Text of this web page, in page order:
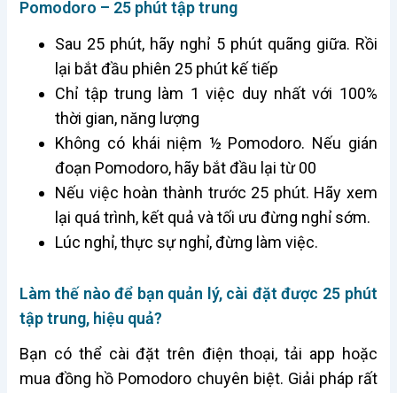
Pomodoro – 25 phút tập trung
Sau 25 phút, hãy nghỉ 5 phút quãng giữa. Rồi
lại bắt đầu phiên 25 phút kế tiếp
Chỉ tập trung làm 1 việc duy nhất với 100%
thời gian, năng lượng
Không có khái niệm ½ Pomodoro. Nếu gián
đoạn Pomodoro, hãy bắt đầu lại từ 00
Nếu việc hoàn thành trước 25 phút. Hãy xem
lại quá trình, kết quả và tối ưu đừng nghỉ sớm.
Lúc nghỉ, thực sự nghỉ, đừng làm việc.
Làm thế nào để bạn quản lý, cài đặt được 25 phút
tập trung, hiệu quả?
Bạn có thể cài đặt trên điện thoại, tải app hoặc
mua đồng hồ Pomodoro chuyên biệt. Giải pháp rất